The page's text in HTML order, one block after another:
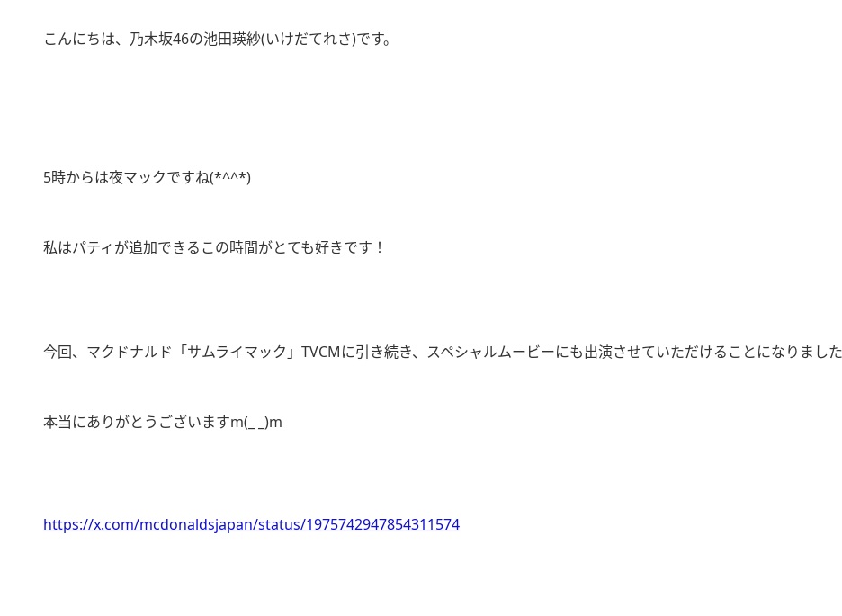
こんにちは、乃木坂46の池田瑛紗(いけだてれさ)です。
5時からは夜マックですね(*^^*)
私はパティが追加できるこの時間がとても好きです！
今回、マクドナルド「サムライマック」TVCMに引き続き、スペシャルムービーにも出演させていただけることになりました
本当にありがとうございますm(_ _)m
https://x.com/mcdonaldsjapan/status/1975742947854311574